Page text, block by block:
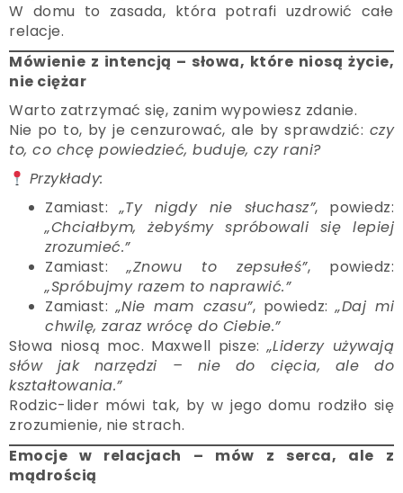
W domu to zasada, która potrafi uzdrowić całe
relacje.
Mówienie z intencją – słowa, które niosą życie,
nie ciężar
Warto zatrzymać się, zanim wypowiesz zdanie.
Nie po to, by je cenzurować, ale by sprawdzić: czy
to, co chcę powiedzieć, buduje, czy rani?
Przykłady:
Zamiast:„Ty nigdy nie słuchasz”, powiedz:
„Chciałbym, żebyśmy spróbowali się lepiej
zrozumieć.”
Zamiast:„Znowu to zepsułeś”, powiedz:
„Spróbujmy razem to naprawić.”
Zamiast:„Nie mam czasu”, powiedz:„Daj mi
chwilę, zaraz wrócę do Ciebie.”
Słowa niosą moc. Maxwell pisze:„Liderzy używają
słów jak narzędzi – nie do cięcia, ale do
kształtowania.”
Rodzic-lider mówi tak, by w jego domu rodziło się
zrozumienie, nie strach.
Emocje w relacjach – mów z serca, ale z
mądrością